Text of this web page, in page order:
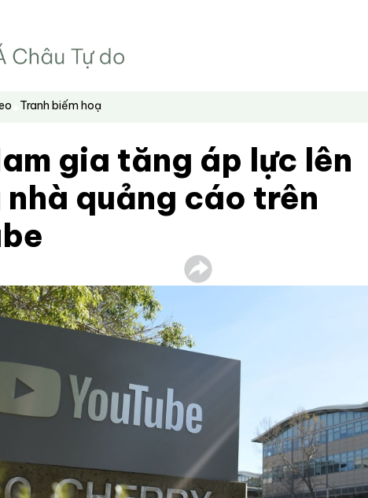
Tranh biếm hoạ
gia tăng áp lực lên
nhà quảng cáo trên